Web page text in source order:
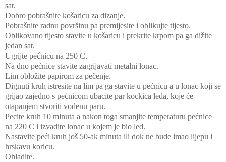
sat.
Dobro pobrašnite košaricu za dizanje.
Pobrašnite radnu površinu pa premijesite i oblikujte tijesto.
Oblikovano tijesto stavite u košaricu i prekrite krpom pa ga dižite
jedan sat.
Ugrijte pećnicu na 250 C.
Na dno pećnice stavite zagrijavati metalni lonac.
Lim obložite papirom za pečenje.
Dignuti kruh istresite na lim pa ga stavite u pećnicu a u lonac koji se
grijao zajedno s pećnicom ubacite par kockica leda, koje će
otapanjem stvoriti vodenu paru.
Pecite kruh 10 minuta a nakon toga smanjite temperaturu pećnice
na 220 C i izvadite lonac u kojem je bio led.
Nastavite peći kruh još 50-ak minuta ili dok ne bude imao lijepu i
hrskavu koricu.
Ohladite.